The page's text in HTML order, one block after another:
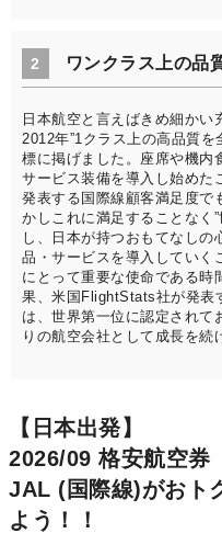
2 ワンクラス上の品
日本航空と言えばきめ細かい
2012年”1クラス上の高品質を
標に掲げました。座席や機内
サービス装備を導入し始めた
発表する国際線顧客満足度で
かしこれに満足することなく
し、日本が持つおもてなしの
品・サービスを導入していく
にとって重要な使命である時
果、米国FlightStats社が発表
は、世界第一位に認定されて
りの航空会社として成長を続
【日本出発】
2026/09 格安航空券
JAL (国際線)がおト
よう！！